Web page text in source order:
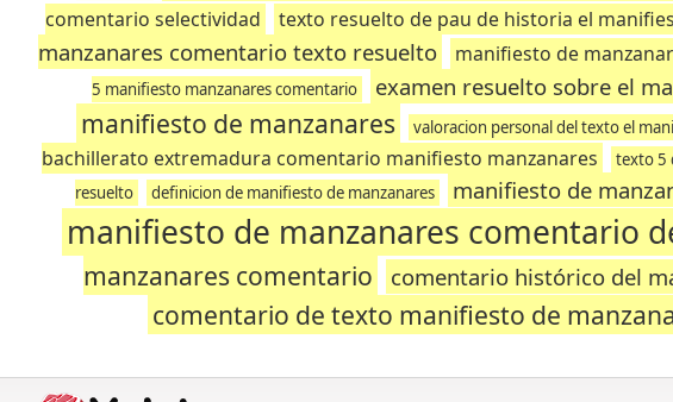
comentario selectividad
texto resuelto de pau de historia el
manzanares comentario texto resuelto
manifiesto de
5 manifiesto manzanares comentario
examen resuelto sobre el
manifiesto de manzanares valoracion personal del texto el
bachillerato extremadura comentario manifiesto manzanares
texto 5
resuelto
definicion de manifiesto de manzanares manifiesto de
manifiesto de manzanares comentario
manzanares comentario
comentario histórico del
comentario de texto manifiesto de